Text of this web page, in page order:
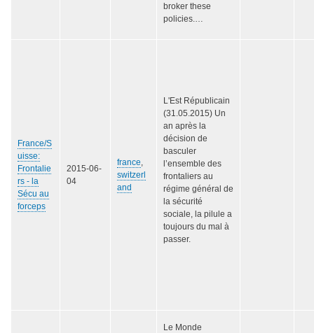
broker these
policies.…
France/S
uisse:
Frontalie
rs - la
Sécu au
forceps
2015-06-
04
france
switzerl
and
L'Est Républicain
(31.05.2015) Un
an après la
décision de
basculer
l’ensemble des
frontaliers au
régime général de
la sécurité
sociale, la pilule a
toujours du mal à
passer.
Le Monde